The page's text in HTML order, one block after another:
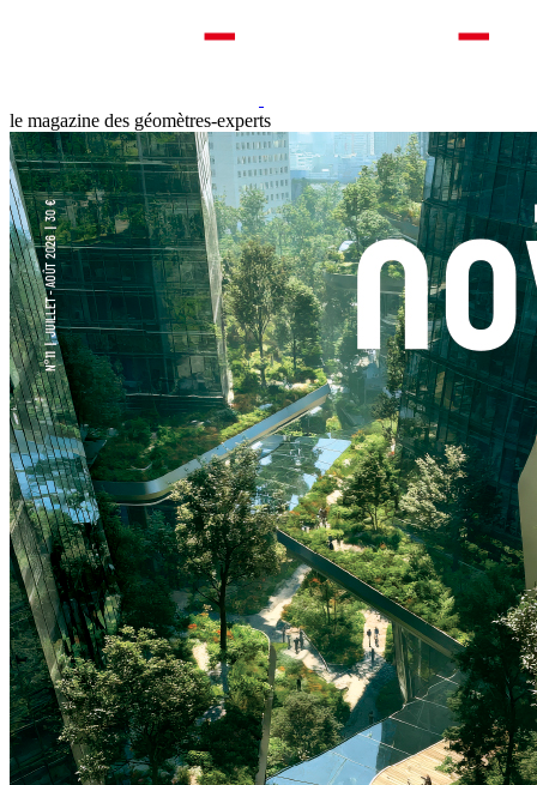
le magazine des géomètres-experts